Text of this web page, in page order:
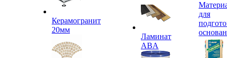
Керамогранит
20мм
Ламинат
ABA
для